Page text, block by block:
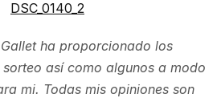
ha proporcionado los
así como algunos a modo
mi. Todas mis opiniones son